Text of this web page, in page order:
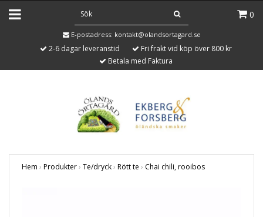
0
E-postadress: kontakt@olandsortagard.se
2-6 dagar leveranstid
Fri frakt vid köp över 800 kr
Betala med Faktura
Hem › Produkter› Te/dryck› Rött te › Chai chili, rooibos